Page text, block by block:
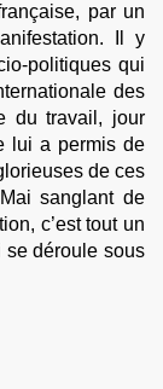
par un
Il y
politiques qui
des
du travail, jour
lui a permis de
de ces
Mai sanglant de
c’est tout un
se déroule sous